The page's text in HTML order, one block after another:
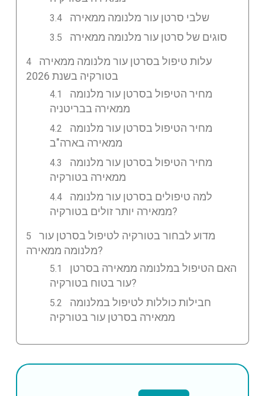
שלבי סרטן עור מלנומה ממאירה
סוגים של סרטן עור מלנומה ממאירה
עלות טיפול בסרטן עור מלנומה ממאירה
בטורקיה בשנת 2026
מחיר הטיפול בסרטן עור מלנומה
ממאירה בבריטניה
מחיר הטיפול בסרטן עור מלנומה
ממאירה בארה"ב
מחיר הטיפול בסרטן עור מלנומה
ממאירה בטורקיה
למה טיפולים בסרטן עור מלנומה
ממאירה יותר זולים בטורקיה?
מדוע לבחור בטורקיה לטיפול בסרטן עור
מלנומה ממאירה?
האם הטיפול במלנומה ממאירה בסרטן
עור בטוח בטורקיה?
חבילות כוללות לטיפול במלנומה
ממאירה בסרטן עור בטורקיה